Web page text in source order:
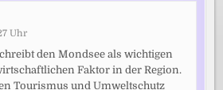
Uhr
den Mondsee als wichtigen
Faktor in der Region.
Tourismus und Umweltschutz